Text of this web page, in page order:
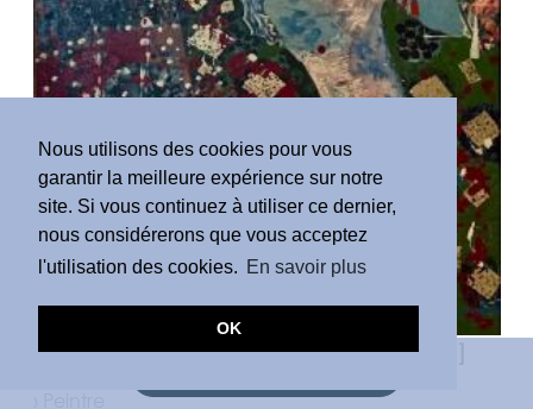
Nous utilisons des cookies pour vous
garantir la meilleure expérience sur notre
site. Si vous continuez à utiliser ce dernier,
nous considérerons que vous acceptez
l'utilisation des cookies. En savoir plus
OK
Viktor Ivanovych Zaretsky [1925 - 1990